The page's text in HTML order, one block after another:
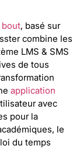
bout, basé sur
combine les
LMS & SMS
de tous
application
avec
pour la
le
du temps